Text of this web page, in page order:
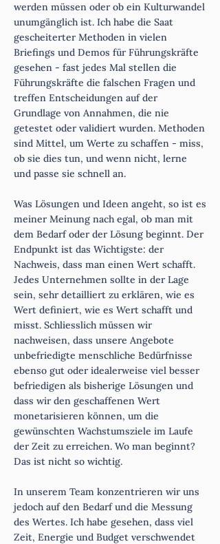
werden müssen oder ob ein Kulturwandel
unumgänglich ist. Ich habe die Saat
gescheiterter Methoden in vielen
Briefings und Demos für Führungskräfte
gesehen - fast jedes Mal stellen die
Führungskräfte die falschen Fragen und
treffen Entscheidungen auf der
Grundlage von Annahmen, die nie
getestet oder validiert wurden. Methoden
sind Mittel, um Werte zu schaffen - miss,
ob sie dies tun, und wenn nicht, lerne
und passe sie schnell an.
Was Lösungen und Ideen angeht, so ist es
meiner Meinung nach egal, ob man mit
dem Bedarf oder der Lösung beginnt. Der
Endpunkt ist das Wichtigste: der
Nachweis, dass man einen Wert schafft.
Jedes Unternehmen sollte in der Lage
sein, sehr detailliert zu erklären, wie es
Wert definiert, wie es Wert schafft und
misst. Schliesslich müssen wir
nachweisen, dass unsere Angebote
unbefriedigte menschliche Bedürfnisse
ebenso gut oder idealerweise viel besser
befriedigen als bisherige Lösungen und
dass wir den geschaffenen Wert
monetarisieren können, um die
gewünschten Wachstumsziele im Laufe
der Zeit zu erreichen. Wo man beginnt?
Das ist nicht so wichtig.
In unserem Team konzentrieren wir uns
jedoch auf den Bedarf und die Messung
des Wertes. Ich habe gesehen, dass viel
Zeit, Energie und Budget verschwendet